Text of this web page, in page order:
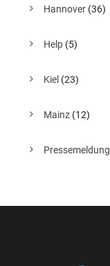
Hannover (36)
Help (5)
Kiel (23)
Mainz (12)
Pressemeldung